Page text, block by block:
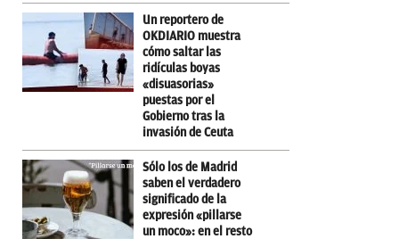
Un reportero de
OKDIARIO muestra
cómo saltar las
ridículas boyas
«disuasorias»
puestas por el
Gobierno tras la
invasión de Ceuta
Sólo los de Madrid
saben el verdadero
significado de la
expresión «pillarse
un moco»: en el resto